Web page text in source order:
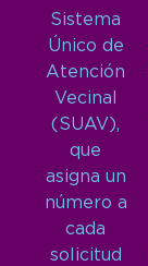
Sistema
Único de
Atención
Vecinal
(SUAV),
que
asigna un
número a
cada
solicitud